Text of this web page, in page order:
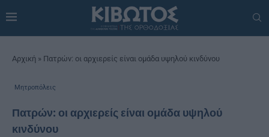
Αρχική » Πατρών: οι αρχιερείς είναι ομάδα υψηλού κινδύνου
Μητροπόλεις
Πατρών: οι αρχιερείς είναι ομάδα υψηλού
κινδύνου